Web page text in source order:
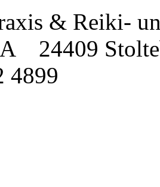
& Reiki-
24409
4899